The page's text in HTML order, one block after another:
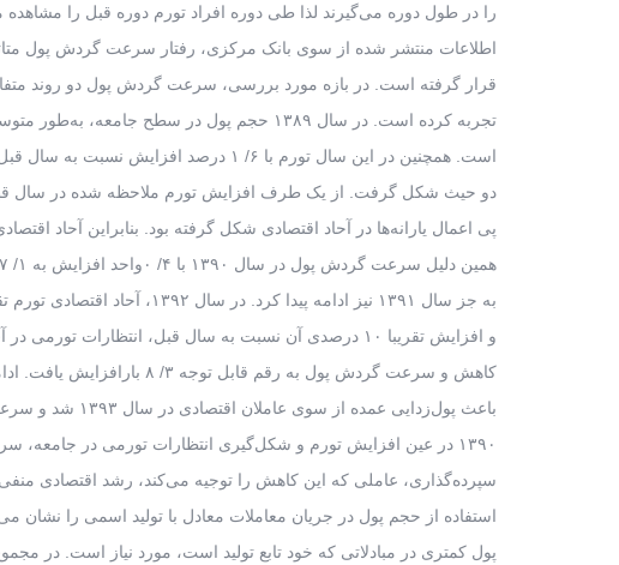
را در طول دوره می‌گیرند لذا طی دوره افراد تورم دوره قبل را مشاهده
دو حیث شکل گرفت. از یک طرف افزایش تورم ملاحظه شده در سال
پی اعمال یارانه‌ها در آحاد اقتصادی شکل گرفته بود. بنابراین آحاد
۱۳۹۰ در عین افزایش تورم و شکل‌گیری انتظارات تورمی در
سپرده‌گذاری، عاملی که این کاهش را توجیه می‌کند، رشد اقتصادی
استفاده از حجم پول در جریان معاملات معادل با تولید اسمی را نشان